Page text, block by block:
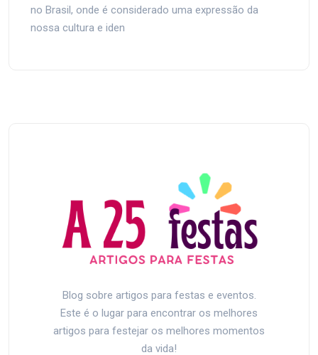
no Brasil, onde é considerado uma expressão da
nossa cultura e iden
Blog sobre artigos para festas e eventos.
Este é o lugar para encontrar os melhores
artigos para festejar os melhores momentos
da vida!